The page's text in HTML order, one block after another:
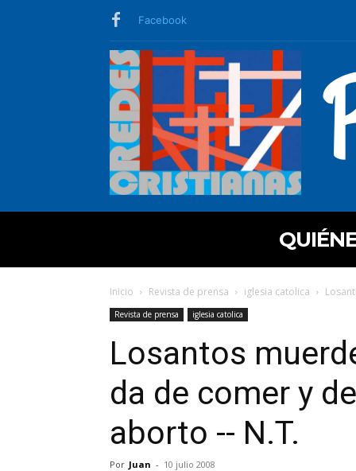
Facebook
Inicio Revista de prensa iglesia catolica
Revista de prensa iglesia catolica
Losantos
da de comer y
aborto -- N.T.
Por Juan - 10 julio 2008